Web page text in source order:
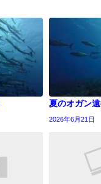
夏のオガン
2026年6月21日